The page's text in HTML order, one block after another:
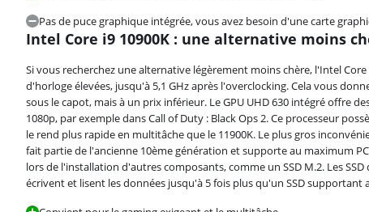
Pas de puce graphique intégrée, vous avez besoin d'une carte
Intel Core i9 10900K : une alternative moins
Si vous recherchez une alternative légèrement moins chère, l'Intel
d'horloge élevées, jusqu'à 5,1 GHz après l'overclocking. Cela vous
sous le capot, mais à un prix inférieur. Le GPU UHD 630 intégré offre
1080p, par exemple dans Call of Duty : Black Ops 2. Ce processeur
le rend plus rapide en multitâche que le 11900K. Le plus gros
fait partie de l'ancienne 10ème génération et supporte au maximum
lors de l'installation d'autres composants, comme un SSD M.2. Les
écrivent et lisent les données jusqu'à 5 fois plus qu'un SSD supportant
La note est de 8,8 sur 10, basée sur 2 avis.